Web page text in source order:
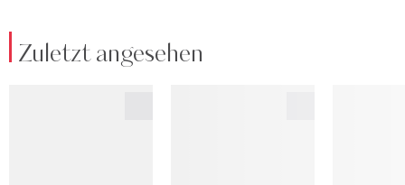
Zuletzt angesehen